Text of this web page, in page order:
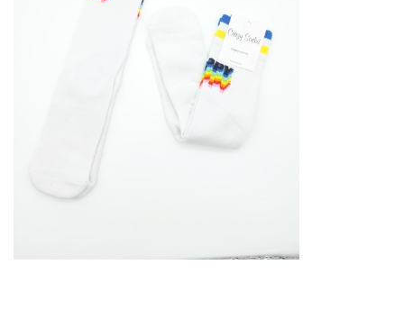
Login
Lost password?